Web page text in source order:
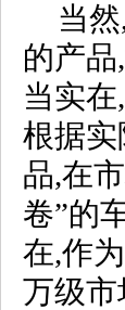
当
的产
当实
根据
品,在
卷”的
在,作
万级